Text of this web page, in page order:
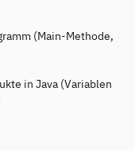
(Main-Methode,
in Java (Variablen